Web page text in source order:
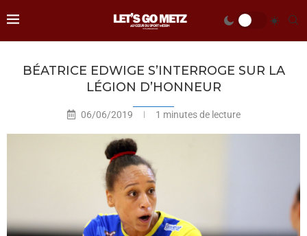
BÉATRICE EDWIGE S’INTERROGE SUR LA
LÉGION D’HONNEUR
06/06/2019 1 minutes de lecture